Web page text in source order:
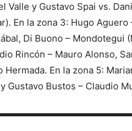
Valle y Gustavo Spai vs.
En la zona 3: Hugo Aguero
Di Buono – Mondotegui
Rincón – Mauro Alonso,
Hermada. En la zona 5:
Gustavo Bustos – Claudio